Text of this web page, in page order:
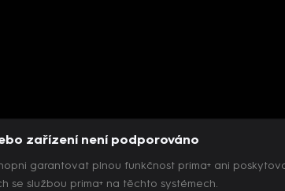
zařízení není podporováno
garantovat plnou funkčnost prima+ ani
se službou prima+ na těchto systémech.